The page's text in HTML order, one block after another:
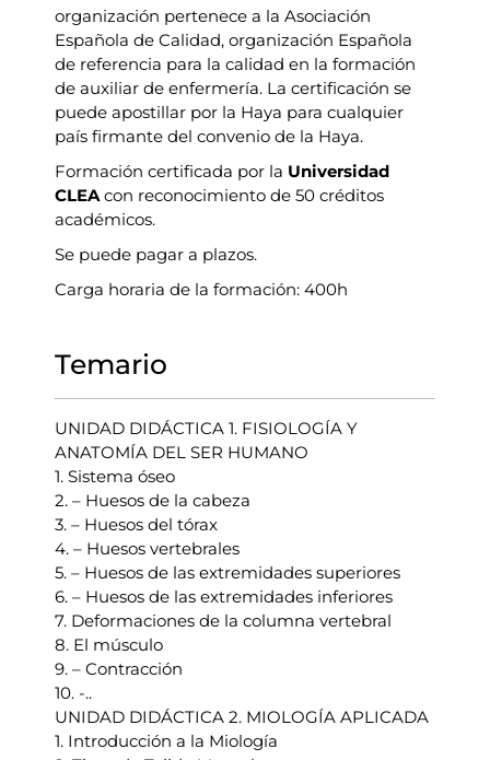
organización pertenece a la Asociación
Española de Calidad, organización Española
de referencia para la calidad en la formación
de auxiliar de enfermería. La certificación se
puede apostillar por la Haya para cualquier
país firmante del convenio de la Haya.
Formación certificada por la Universidad
CLEA con reconocimiento de 50 créditos
académicos.
Se puede pagar a plazos.
Carga horaria de la formación: 400h
Temario
UNIDAD DIDÁCTICA 1. FISIOLOGÍA Y
ANATOMÍA DEL SER HUMANO
1. Sistema óseo
2. – Huesos de la cabeza
3. – Huesos del tórax
4. – Huesos vertebrales
5. – Huesos de las extremidades superiores
6. – Huesos de las extremidades inferiores
7. Deformaciones de la columna vertebral
8. El músculo
9. – Contracción
10. -..
UNIDAD DIDÁCTICA 2. MIOLOGÍA APLICADA
1. Introducción a la Miología